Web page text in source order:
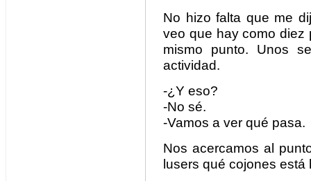
No hizo falta que me
veo que hay como diez
mismo punto. Unos
actividad.
-¿Y eso?
-No sé.
-Vamos a ver qué pasa.
Nos acercamos al
lusers qué cojones